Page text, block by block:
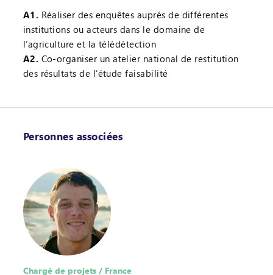
A1. Réaliser des enquêtes auprés de différentes
institutions ou acteurs dans le domaine de
l’agriculture et la télédétection
A2. Co-organiser un atelier national de restitution
des résultats de l’étude faisabilité
Personnes associées
Chargé de projets / France